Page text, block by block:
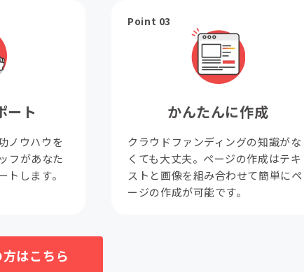
ート
ノウハウを
フがあなた
トします。
Point 03
かんたんに作成
クラウドファンディングの知識がな
くても大丈夫。ページの作成はテキ
ストと画像を組み合わせて簡単にペ
ージの作成が可能です。
はこちら